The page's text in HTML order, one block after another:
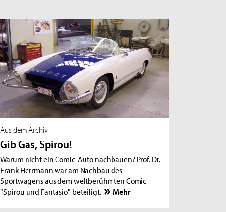
Aus dem Archiv
Gib Gas, Spirou!
Warum nicht ein Comic-Auto nachbauen? Prof. Dr.
Frank Herrmann war am Nachbau des
Sportwagens aus dem weltberühmten Comic
"Spirou und Fantasio" beteiligt.
Mehr